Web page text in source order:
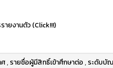
ายงานตัว (Click!!!)
,รายชื่อผู้มีสิทธิ์เข้าศึกษาต่อ,ระดับบั